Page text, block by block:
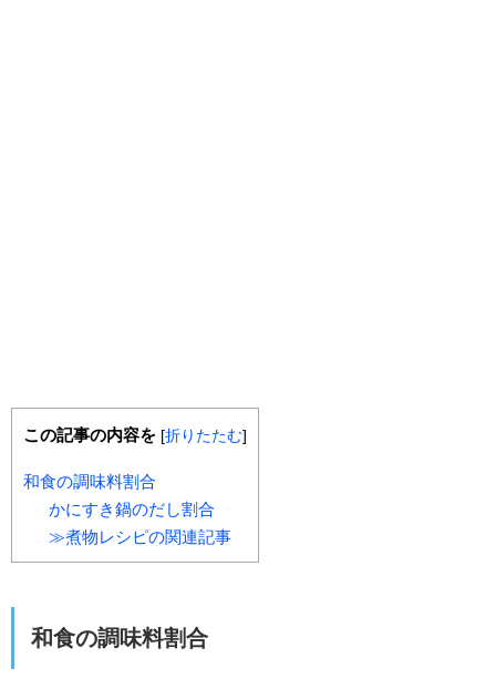
この記事の内容を [折りたたむ]
和食の調味料割合
かにすき鍋のだし割合
≫煮物レシピの関連記事
和食の調味料割合